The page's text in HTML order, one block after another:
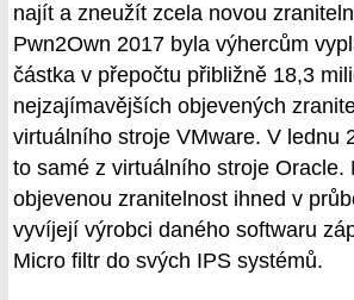
najít a zneužít zcela novou
Pwn2Own 2017 byla výhercům
částka v přepočtu přibližně 18,3
nejzajímavějších objevených
virtuálního stroje VMware. V lednu
to samé z virtuálního stroje Oracle.
objevenou zranitelnost ihned v
vyvíjejí výrobci daného softwaru
Micro filtr do svých IPS systémů.